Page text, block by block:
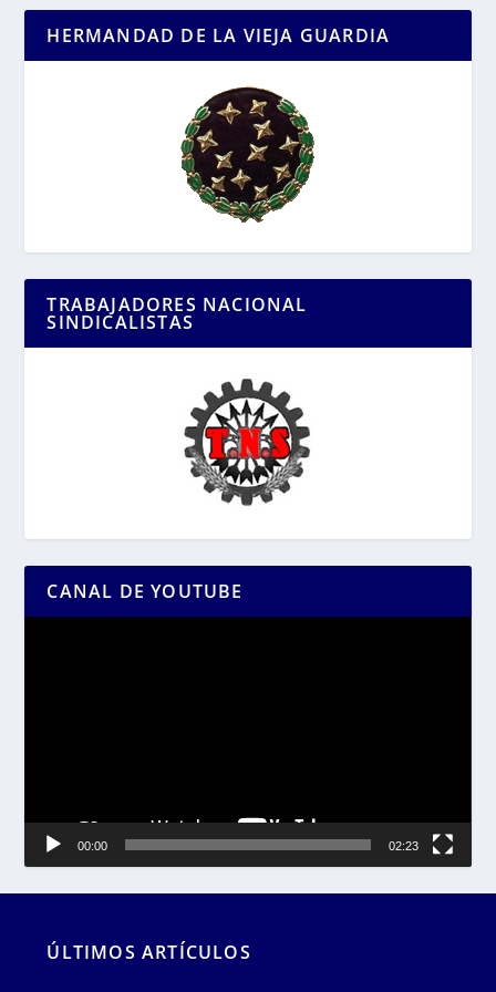
HERMANDAD DE LA VIEJA GUARDIA
TRABAJADORES NACIONAL
SINDICALISTAS
CANAL DE YOUTUBE
00:00 02:23
ÚLTIMOS ARTÍCULOS